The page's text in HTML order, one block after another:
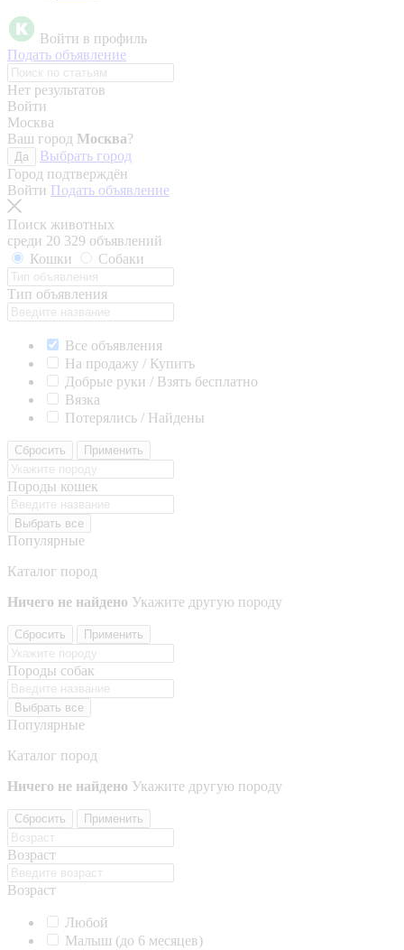
Войти в профиль
Подать объявление
Нет результатов
Войти
Москва
Ваш город Москва?
Да
Выбрать город
Город подтверждён
Войти Подать объявление
Поиск животных
среди 20 329 объявлений
Кошки
Собаки
Тип объявления
Все объявления
На продажу / Купить
Добрые руки / Взять бесплатно
Вязка
Потерялись / Найдены
Сбросить Применить
Породы кошек
Выбрать все
Популярные
Каталог пород
Ничего не найдено Укажите другую породу
Сбросить Применить
Породы собак
Выбрать все
Популярные
Каталог пород
Ничего не найдено Укажите другую породу
Сбросить Применить
Возраст
Возраст
Любой
Малыш (до 6 месяцев)